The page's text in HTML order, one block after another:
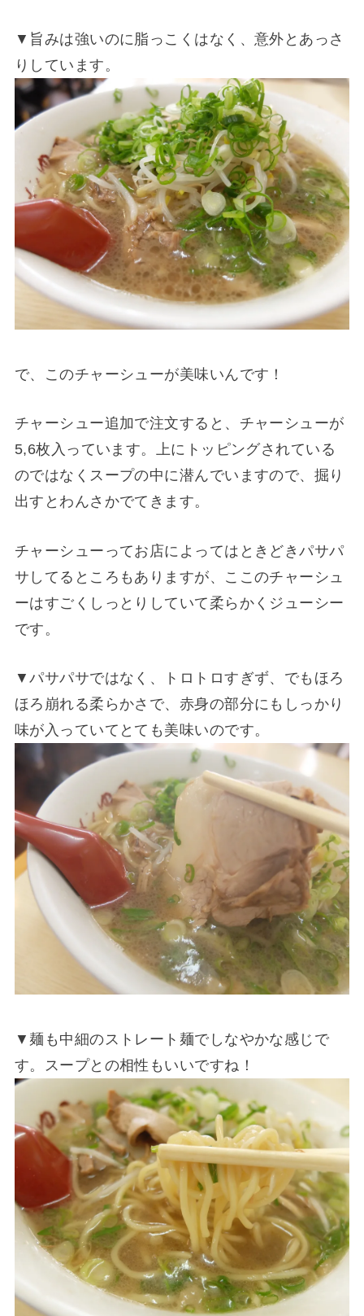
▼旨みは強いのに脂っこくはなく、意外とあっさ
りしています。
で、このチャーシューが美味いんです！
チャーシュー追加で注文すると、チャーシューが
5,6枚入っています。上にトッピングされている
のではなくスープの中に潜んでいますので、掘り
出すとわんさかでてきます。
チャーシューってお店によってはときどきパサパ
サしてるところもありますが、ここのチャーシュ
ーはすごくしっとりしていて柔らかくジューシー
です。
▼パサパサではなく、トロトロすぎず、でもほろ
ほろ崩れる柔らかさで、赤身の部分にもしっかり
味が入っていてとても美味いのです。
▼麺も中細のストレート麺でしなやかな感じで
す。スープとの相性もいいですね！